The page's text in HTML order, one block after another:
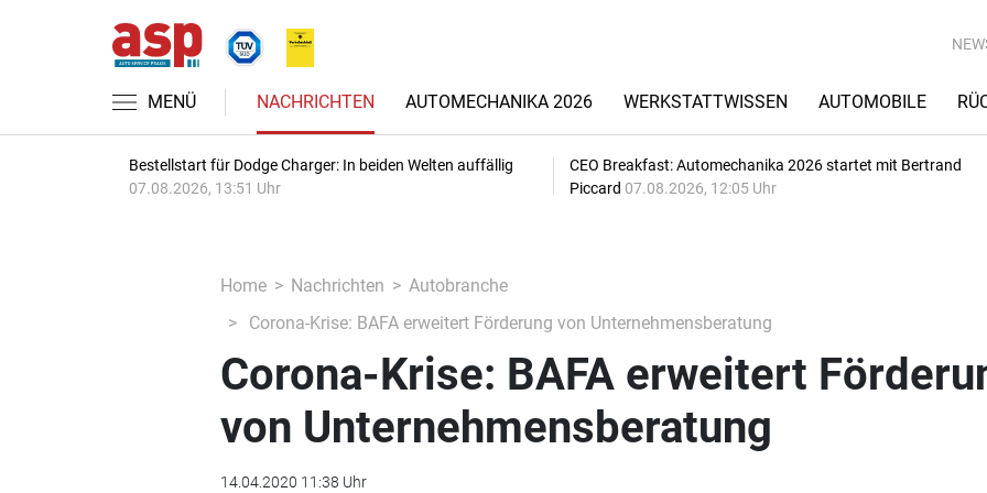
MENÜ NACHRICHTEN AUTOMECHANIKA 2026 WERKSTATTWISSEN AUTOMOBILE
Bestellstart für Dodge Charger: In beiden Welten auffällig
07.08.2026, 13:51 Uhr
CEO Breakfast: Automechanika 2026 startet mit Bertrand
Piccard 07.08.2026, 12:05 Uhr
Home Nachrichten
Autobranche
Corona-Krise: BAFA erweitert Förderung von Unternehmensberatung
Corona-Krise: BAFA erweitert
von Unternehmensberatung
14.04.2020 11:38 Uhr